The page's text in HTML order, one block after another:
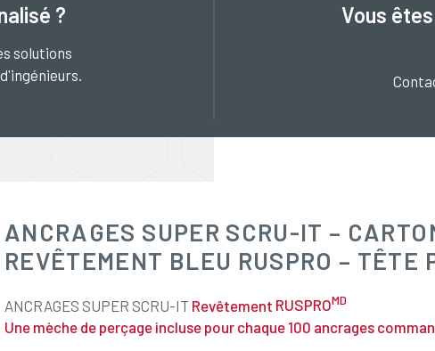
?
solutions
Vous
ANCRAGES SUPER SCRU-IT –
REVÊTEMENT BLEU RUSPRO – TÊTE
ANCRAGES SUPER SCRU-IT Revêtement RUSPROMD
Une mèche de perçage incluse pour chaque 100 ancrages